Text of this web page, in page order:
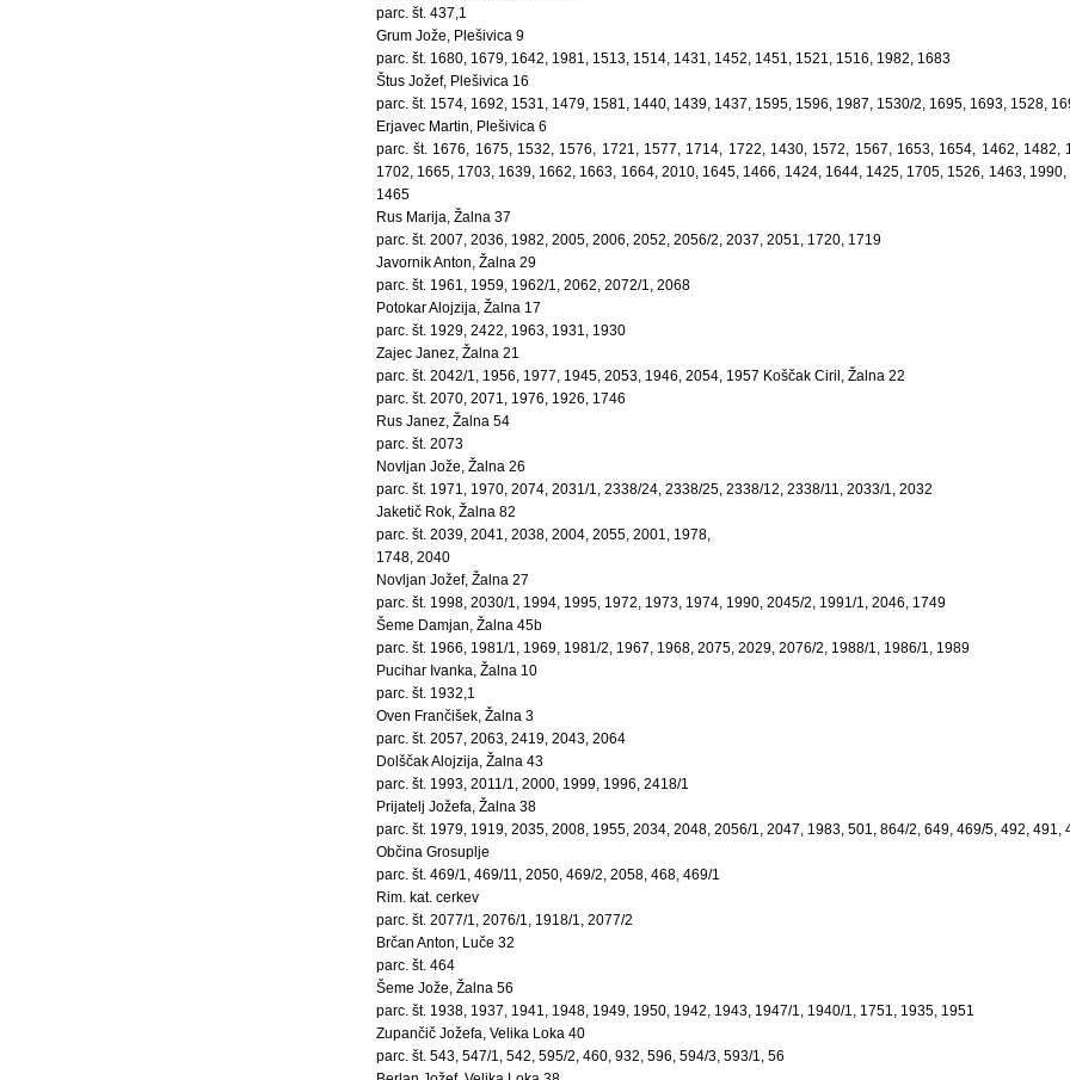
parc. št. 437,1
Grum Jože, Plešivica 9
parc. št. 1680, 1679, 1642, 1981, 1513, 1514, 1431, 1452, 1451, 1521, 1516, 1982, 1683
Štus Jožef, Plešivica 16
parc. št. 1574, 1692, 1531, 1479, 1581, 1440, 1439, 1437, 1595, 1596, 1987, 1530/2, 1695, 1693, 1528,
Erjavec Martin, Plešivica 6
parc. št. 1676, 1675, 1532, 1576, 1721, 1577, 1714, 1722, 1430, 1572, 1567, 1653, 1654, 1462, 1482,
1702, 1665, 1703, 1639, 1662, 1663, 1664, 2010, 1645, 1466, 1424, 1644, 1425, 1705, 1526, 1463,
1465
Rus Marija, Žalna 37
parc. št. 2007, 2036, 1982, 2005, 2006, 2052, 2056/2, 2037, 2051, 1720, 1719
Javornik Anton, Žalna 29
parc. št. 1961, 1959, 1962/1, 2062, 2072/1, 2068
Potokar Alojzija, Žalna 17
parc. št. 1929, 2422, 1963, 1931, 1930
Zajec Janez, Žalna 21
parc. št. 2042/1, 1956, 1977, 1945, 2053, 1946, 2054, 1957 Koščak Ciril, Žalna 22
parc. št. 2070, 2071, 1976, 1926, 1746
Rus Janez, Žalna 54
parc. št. 2073
Novljan Jože, Žalna 26
parc. št. 1971, 1970, 2074, 2031/1, 2338/24, 2338/25, 2338/12, 2338/11, 2033/1, 2032
Jaketič Rok, Žalna 82
parc. št. 2039, 2041, 2038, 2004, 2055, 2001, 1978,
1748, 2040
Novljan Jožef, Žalna 27
parc. št. 1998, 2030/1, 1994, 1995, 1972, 1973, 1974, 1990, 2045/2, 1991/1, 2046, 1749
Šeme Damjan, Žalna 45b
parc. št. 1966, 1981/1, 1969, 1981/2, 1967, 1968, 2075, 2029, 2076/2, 1988/1, 1986/1, 1989
Pucihar Ivanka, Žalna 10
parc. št. 1932,1
Oven Frančišek, Žalna 3
parc. št. 2057, 2063, 2419, 2043, 2064
Dolščak Alojzija, Žalna 43
parc. št. 1993, 2011/1, 2000, 1999, 1996, 2418/1
Prijatelj Jožefa, Žalna 38
parc. št. 1979, 1919, 2035, 2008, 1955, 2034, 2048, 2056/1, 2047, 1983, 501, 864/2, 649, 469/5, 492, 491,
Občina Grosuplje
parc. št. 469/1, 469/11, 2050, 469/2, 2058, 468, 469/1
Rim. kat. cerkev
parc. št. 2077/1, 2076/1, 1918/1, 2077/2
Brčan Anton, Luče 32
parc. št. 464
Šeme Jože, Žalna 56
parc. št. 1938, 1937, 1941, 1948, 1949, 1950, 1942, 1943, 1947/1, 1940/1, 1751, 1935, 1951
Zupančič Jožefa, Velika Loka 40
parc. št. 543, 547/1, 542, 595/2, 460, 932, 596, 594/3, 593/1, 56